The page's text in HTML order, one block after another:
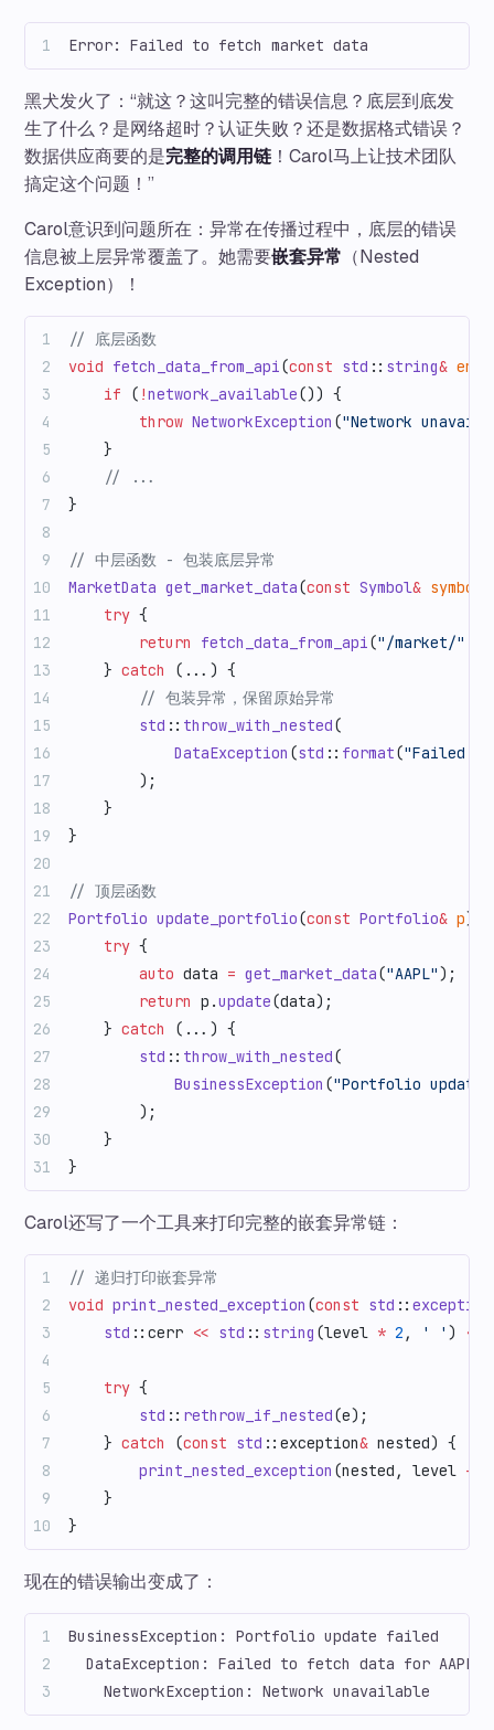
Error: Failed to fetch market data
黑犬发火了：“就这？这叫完整的错误信息？底层到底发
生了什么？是网络超时？认证失败？还是数据格式错误？
数据供应商要的是完整的调用链 ！Carol马上让技术团队
搞定这个问题！”
Carol意识到问题所在：异常在传播过程中，底层的错误
信息被上层异常覆盖了。她需要嵌套异常 （Nested
Exception）！
// 底层函数
void fetch_data_from_api(const std :: string&
    if
( !network_available()) {
        throw
NetworkException ("Network
    }
    // ...
}
// 中层函数 - 包装底层异常
MarketData get_market_data(const Symbol& symbol
    try
{
        return
fetch_data_from_api("/market/"
    }
catch
(...) {
        // 包装异常，保留原始异常
        std
:: throw_with_nested(
            DataException
(std :: format("Failed
        );
    }
}
// 顶层函数
Portfolio update_portfolio(const Portfolio& p) {
    try
{
        auto
data = get_market_data("AAPL");
        return
p.update(data);
    }
catch
(...) {
        std
:: throw_with_nested(
            BusinessException
("Portfolio
        );
    }
}
Carol还写了一个工具来打印完整的嵌套异常链：
// 递归打印嵌套异常
void print_nested_exception (const std ::exception
    std
::cerr << std :: string (level * 2 , ' ' ) <<
    try
{
        std
:: rethrow_if_nested(e);
    }
catch (const std ::exception& nested) {
        print_nested_exception
(nested, level +
    }
}
现在的错误输出变成了：
BusinessException: Portfolio update failed
  DataException: Failed to fetch data for AAPL
    NetworkException: Network unavailable